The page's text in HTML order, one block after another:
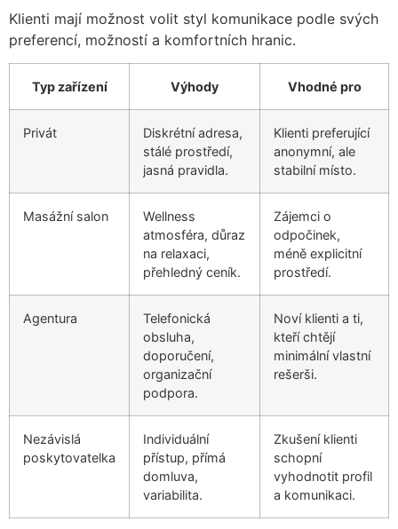
Klienti mají možnost volit styl komunikace podle svých
preferencí, možností a komfortních hranic.
Typ zařízení Výhody Vhodné pro
Privát
Diskrétní adresa,
stálé prostředí,
jasná pravidla.
Klienti preferující
anonymní, ale
stabilní místo.
Masážní salon
Wellness
atmosféra, důraz
na relaxaci,
přehledný ceník.
Zájemci o
odpočinek,
méně explicitní
prostředí.
Agentura
Telefonická
obsluha,
doporučení,
organizační
podpora.
Noví klienti a ti,
kteří chtějí
minimální vlastní
rešerši.
Nezávislá
poskytovatelka
Individuální
přístup, přímá
domluva,
variabilita.
Zkušení klienti
schopní
vyhodnotit profil
a komunikaci.